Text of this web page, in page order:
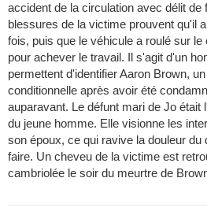
accident de la circulation avec délit de
blessures de la victime prouvent qu'il
fois, puis que le véhicule a roulé sur
pour achever le travail. Il s'agit d'un
permettent d'identifier Aaron Brown,
conditionnelle après avoir été
auparavant. Le défunt mari de Jo était
du jeune homme. Elle visionne les
son époux, ce qui ravive la douleur du
faire. Un cheveu de la victime est
cambriolée le soir du meurtre de